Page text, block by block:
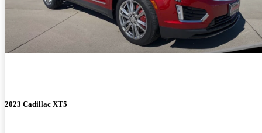
2023 Cadillac XT5